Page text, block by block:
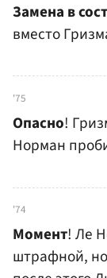
Замена в
вместо
'75
Опасно!
Норман
'74
Момент! Ле
штрафной,